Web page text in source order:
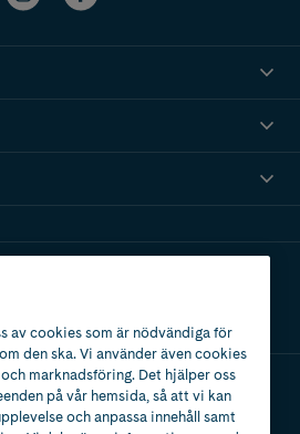
av cookies som är nödvändiga för
den ska. Vi använder även cookies
marknadsföring. Det hjälper oss
på vår hemsida, så att vi kan
och anpassa innehåll samt